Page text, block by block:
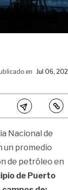
en Jul 06,
Nacional de
un promedio
de petróleo en
de Puerto